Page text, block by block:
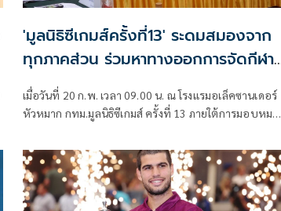
'มูลนิธิซีเกมส์ครั้งที่13' ระดมสมองจาก
ทุกภาคส่วน ร่วมหาทางออกการจัดกีฬา
ระดับนานาชาติในอนาคต
เมื่อวันที่ 20 ก.พ. เวลา 09.00 น. ณ โรงแรมอเล็คซานเดอร์
หัวหมาก กทม.มูลนิธิซีเกมส์ ครั้งที่ 13 ภายใต้การมอบหมาย
รองประธานมูลนิธิ จัดงานระดมความเห็นจากทุกภาคส่วน
ทั้งการกีฬาแห่งประเทศไทย คณะกรรมการโอลิมปิกแห่ง
ประเทศไทย สมาคมกีฬา นักวิชาการจากสถาบัน
อุดมศึกษา และสื่อมวลชน เพื่อถอดบทเรียนและหา